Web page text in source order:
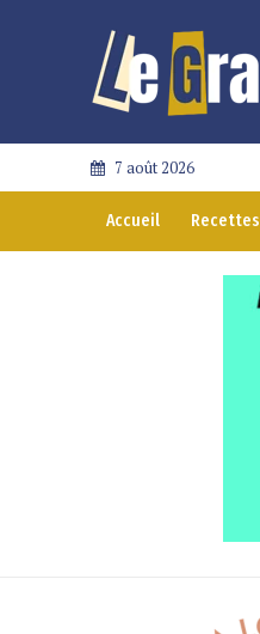
7 août 2026
Accueil Recettes